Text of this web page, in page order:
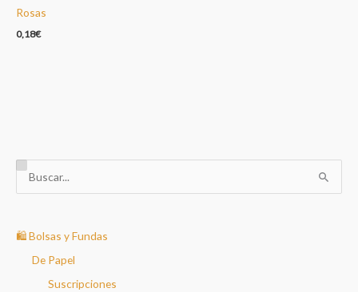
B
u
c
🛍️ Bolsas y Fundas
De Papel
Suscripciones
Rosas
0,18€